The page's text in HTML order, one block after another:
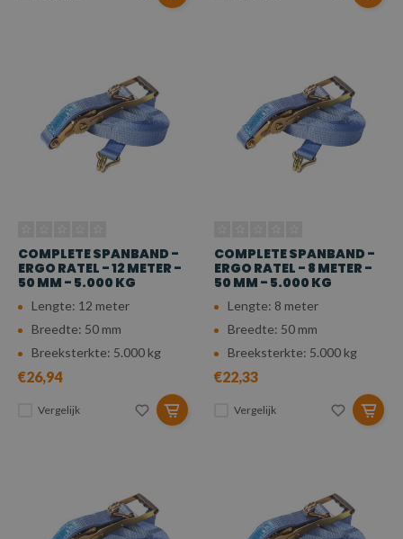
COMPLETE SPANBAND -
ERGO RATEL - 12 METER -
50 MM - 5.000 KG
Lengte: 12 meter
Breedte: 50 mm
Breeksterkte: 5.000 kg
€26,94
Vergelijk
COMPLETE SPANBAND -
ERGO RATEL - 8 METER -
50 MM - 5.000 KG
Lengte: 8 meter
Breedte: 50 mm
Breeksterkte: 5.000 kg
€22,33
Vergelijk